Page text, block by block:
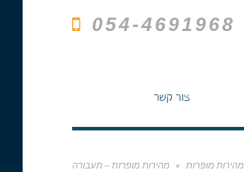
054-4691968
צור קשר
מהירות מופרזת » מהירות מופרזת – תעבורה